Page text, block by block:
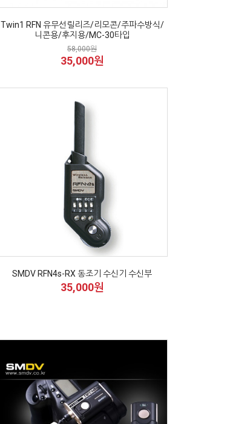
Twin1 RFN 유무선릴리즈/리모콘/주파수방식/
니콘용/후지용/MC-30타입
58,000원
35,000원
SMDV RFN4s-RX 동조기 수신기 수신부
35,000원